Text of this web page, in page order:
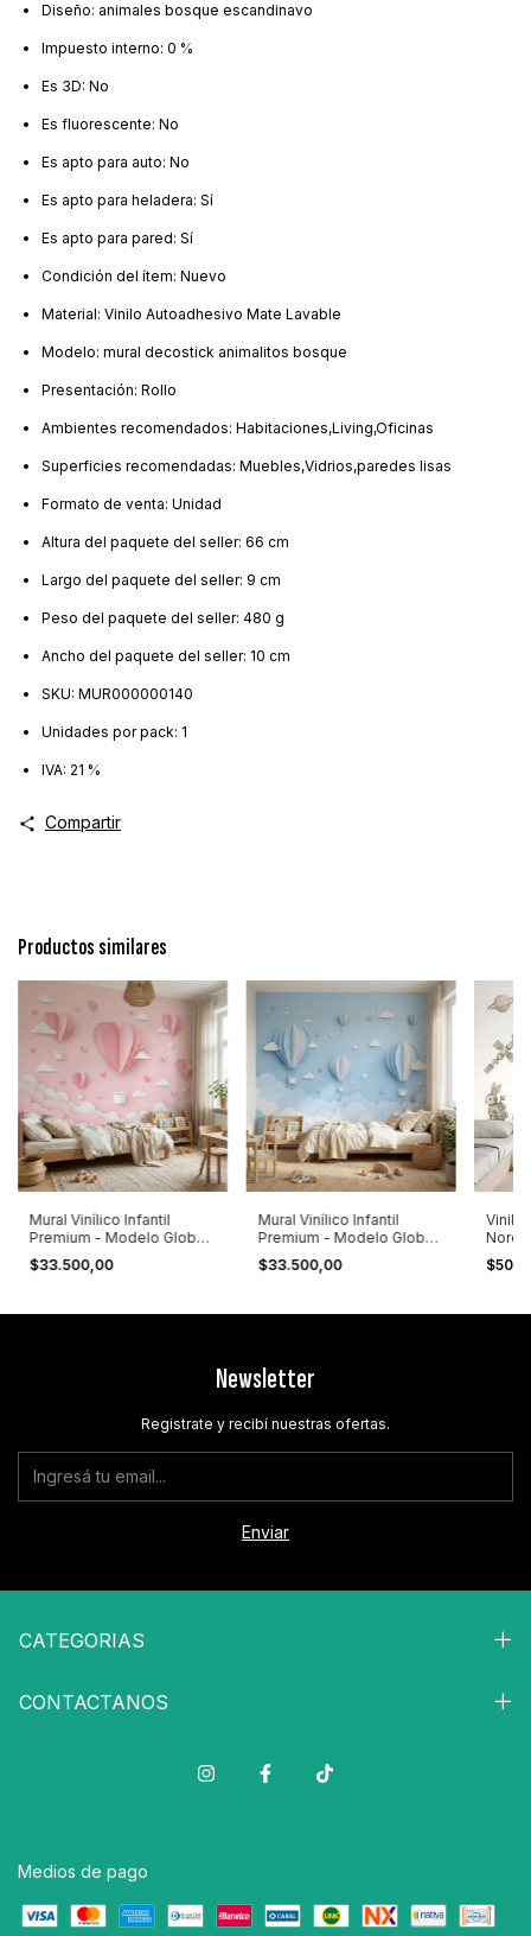
Diseño: animales bosque escandinavo
Impuesto interno: 0 %
Es 3D: No
Es fluorescente: No
Es apto para auto: No
Es apto para heladera: Sí
Es apto para pared: Sí
Condición del ítem: Nuevo
Material: Vinilo Autoadhesivo Mate Lavable
Modelo: mural decostick animalitos bosque
Presentación: Rollo
Ambientes recomendados: Habitaciones,Living,Oficinas
Superficies recomendadas: Muebles,Vidrios,paredes lisas
Formato de venta: Unidad
Altura del paquete del seller: 66 cm
Largo del paquete del seller: 9 cm
Peso del paquete del seller: 480 g
Ancho del paquete del seller: 10 cm
SKU: MUR000000140
Unidades por pack: 1
IVA: 21 %
Compartir
Productos similares
Mural Vinílico Infantil
Premium - Modelo Globos
Corazón Efecto 3D
$33.500,00
Mural Vinílico Infantil
Premium - Modelo Globos
Aerostáticos Azul Efecto
3D
$33.500,00
Vinilo
Newsletter
Registrate y recibí nuestras ofertas.
CATEGORIAS
CONTACTANOS
Medios de pago